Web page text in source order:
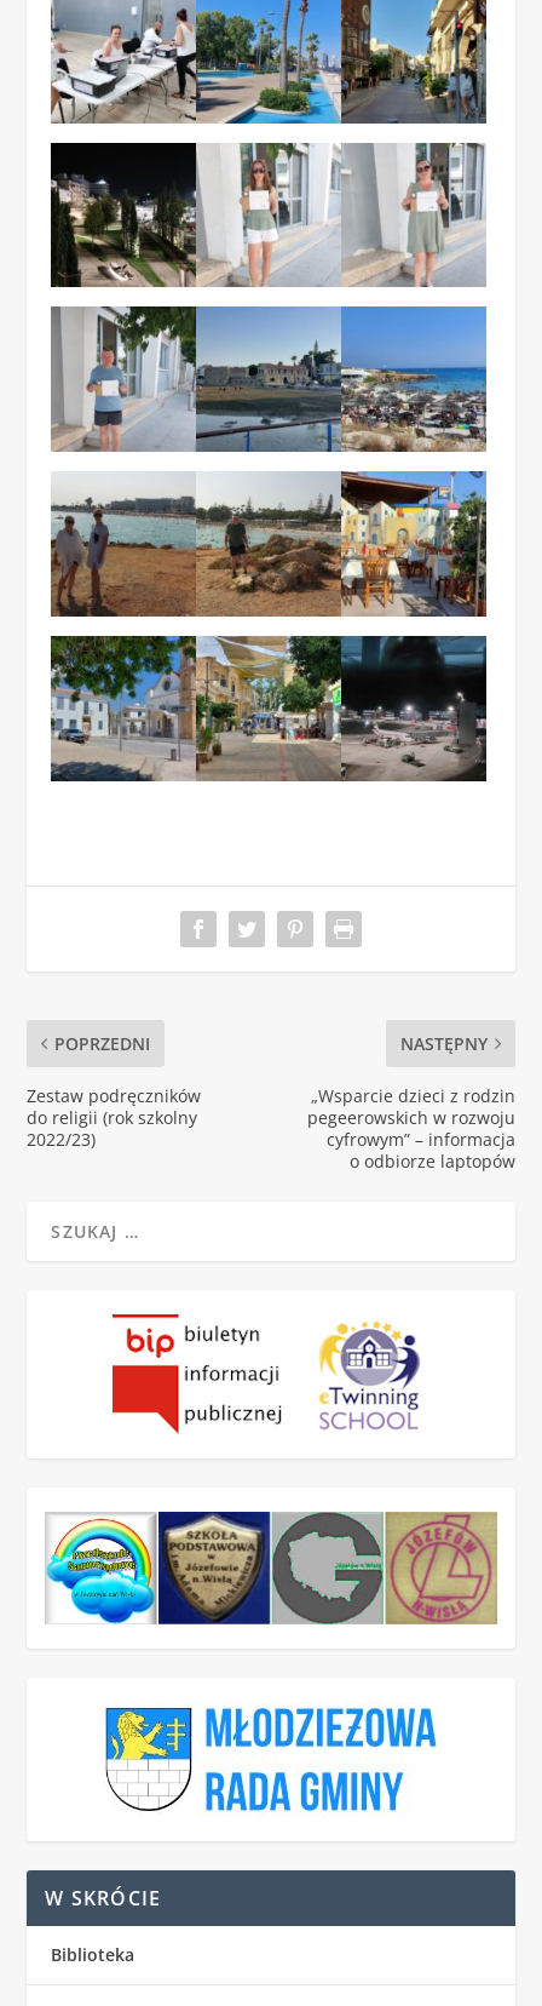
POPRZEDNI
Zestaw podręczników
do religii (rok szkolny
2022/23)
NASTĘPNY
„Wsparcie dzieci z rodzin
pegeerowskich w rozwoju
cyfrowym” – informacja
o odbiorze laptopów
W SKRÓCIE
Biblioteka